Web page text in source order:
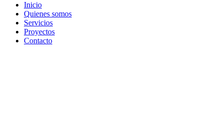
Inicio
Quienes somos
Servicios
Proyectos
Contacto